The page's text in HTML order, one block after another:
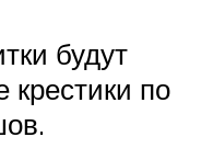
будут
крестики по